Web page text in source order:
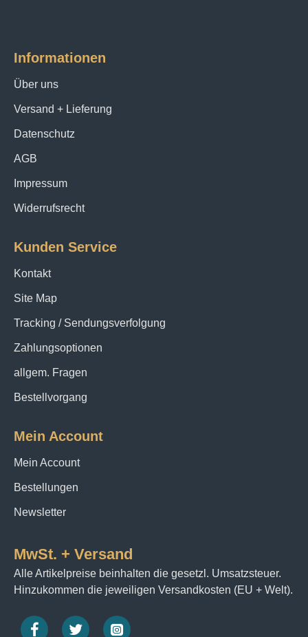
Informationen
Über uns
Versand + Lieferung
Datenschutz
AGB
Impressum
Widerrufsrecht
Kunden Service
Kontakt
Site Map
Tracking / Sendungsverfolgung
Zahlungsoptionen
allgem. Fragen
Bestellvorgang
Mein Account
Mein Account
Bestellungen
Newsletter
MwSt. + Versand
Alle Artikelpreise beinhalten die gesetzl. Umsatzsteuer.
Hinzukommen die jeweiligen Versandkosten (EU + Welt).